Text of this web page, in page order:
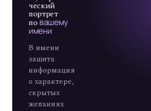
ческий
портрет
по вашему
имени
В имени
зашита
информация
о характере,
скрытых
желаниях